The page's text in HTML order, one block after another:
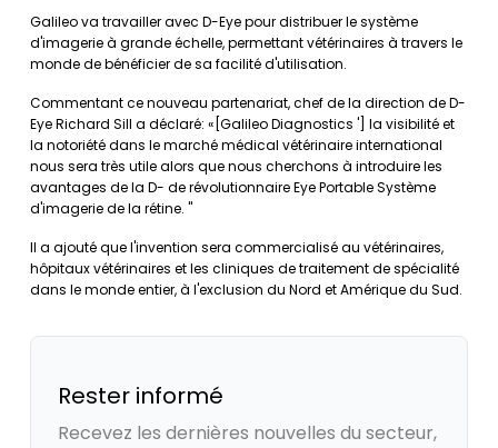
Galileo va travailler avec D-Eye pour distribuer le système
d'imagerie à grande échelle, permettant vétérinaires à travers le
monde de bénéficier de sa facilité d'utilisation.
Commentant ce nouveau partenariat, chef de la direction de D-
Eye Richard Sill a déclaré: «[Galileo Diagnostics '] la visibilité et
la notoriété dans le marché médical vétérinaire international
nous sera très utile alors que nous cherchons à introduire les
avantages de la D- de révolutionnaire Eye Portable Système
d'imagerie de la rétine. "
Il a ajouté que l'invention sera commercialisé au vétérinaires,
hôpitaux vétérinaires et les cliniques de traitement de spécialité
dans le monde entier, à l'exclusion du Nord et Amérique du Sud.
Rester informé
Recevez les dernières nouvelles du secteur,